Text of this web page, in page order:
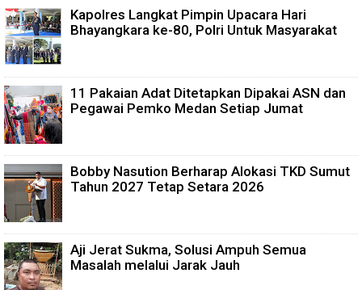
Kapolres Langkat Pimpin Upacara Hari
Bhayangkara ke-80, Polri Untuk Masyarakat
11 Pakaian Adat Ditetapkan Dipakai ASN dan
Pegawai Pemko Medan Setiap Jumat
Bobby Nasution Berharap Alokasi TKD Sumut
Tahun 2027 Tetap Setara 2026
Aji Jerat Sukma, Solusi Ampuh Semua
Masalah melalui Jarak Jauh